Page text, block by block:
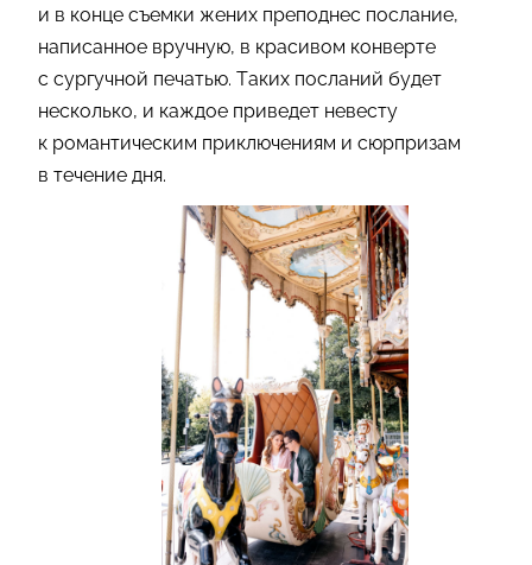
и в конце съемки жених преподнес послание,
написанное вручную, в красивом конверте
с сургучной печатью. Таких посланий будет
несколько, и каждое приведет невесту
к романтическим приключениям и сюрпризам
в течение дня.